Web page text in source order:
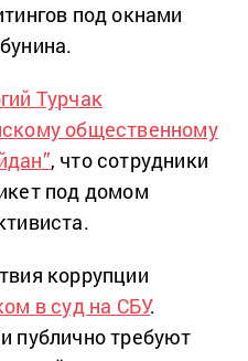
под окнами
Турчак
общественному
, что сотрудники
под домом
коррупции
в суд на СБУ.
публично требуют